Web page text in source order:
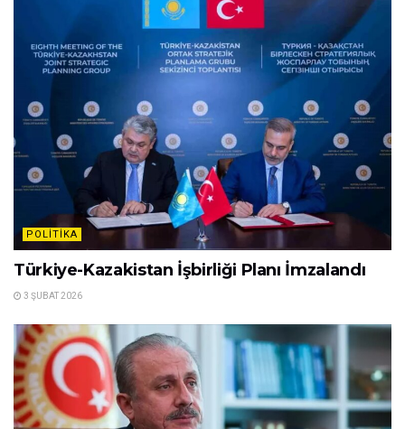
POLITIKA
Türkiye-Kazakistan İşbirliği Planı İmzalandı
3 ŞUBAT 2026